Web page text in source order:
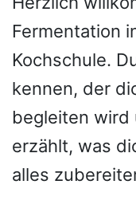
Fermentation
Kochschule.
kennen, der
begleiten wird
erzählt, was
alles